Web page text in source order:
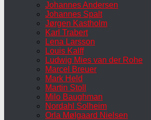
Johannes Andersen
Johannes Spalt
Jørgen Kastholm
Karl Trabert
Lena Larsson
Louis Kalff
Ludwig Mies van der Rohe
Marcel Breuer
Mark Held
Martin Stoll
Milo Baughman
Nordahl Solheim
Orla Mølgaard Nielsen